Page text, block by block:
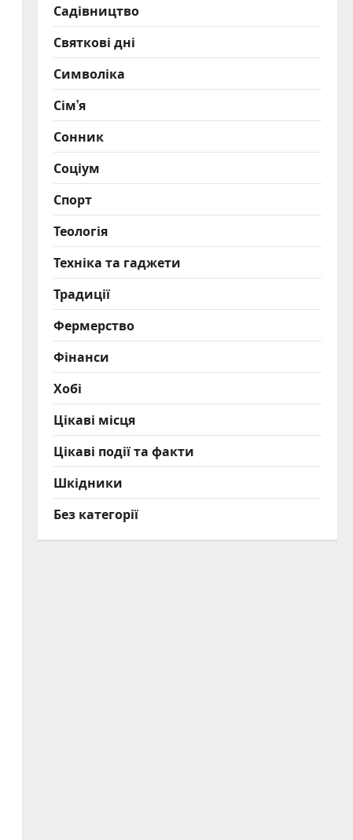
Садівництво
Святкові дні
Символіка
Сім’я
Сонник
Соціум
Спорт
Теологія
Техніка та гаджети
Традиції
Фермерство
Фінанси
Хобі
Цікаві місця
Цікаві події та факти
Шкідники
Без категорії